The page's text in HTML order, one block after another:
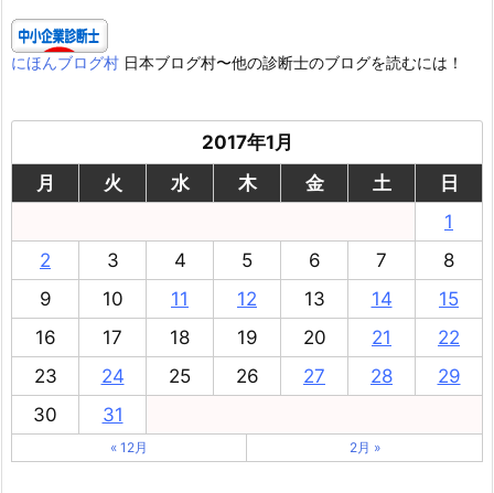
にほんブログ村 日本ブログ村〜他の診断士のブログを読むには！
2017年1月
月
火 水 木 金 土
日
1
2
3 4 5 6 7
8
9
10 11 12 13 14
15
16
17 18 19 20 21
22
23
24 25 26 27 28
29
30
31
« 12月 2月 »